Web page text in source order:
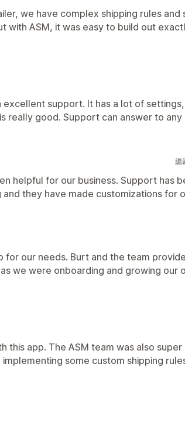
we have complex shipping rules and
with ASM, it was easy to build out
excellent support. It has a lot of
really good. Support can answer to any
編
helpful for our business. Support has
they have made customizations for
for our needs. Burt and the team
we were onboarding and growing our
this app. The ASM team was also
some custom shipping